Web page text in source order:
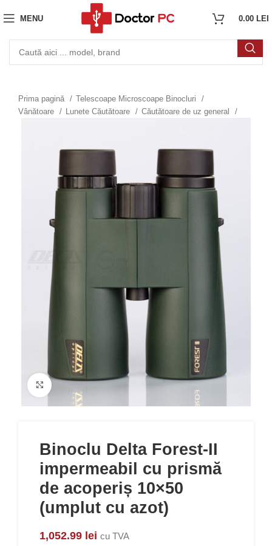
MENU 0.00 LEI
Prima pagină
Telescoape Microscoape Binocluri
Vânătoare
Lunete Căutătoare Căutătoare de uz general
Click to enlarge
Binoclu Delta Forest-II
impermeabil cu prismă
de acoperiș 10×50
(umplut cu azot)
1,052.99 lei cu TVA